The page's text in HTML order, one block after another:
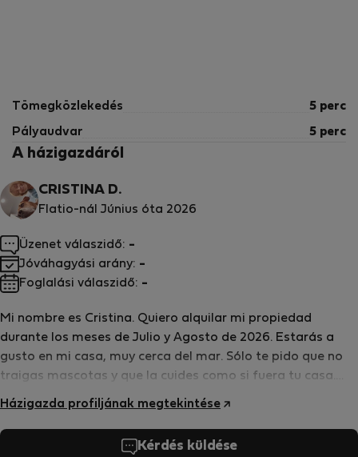
Tömegközlekedés 5 perc
Pályaudvar 5 perc
A házigazdáról
CRISTINA D.
Flatio-nál Június óta 2026
Mi nombre es Cristina. Quiero alquilar mi propiedad
durante los meses de Julio y Agosto de 2026. Estarás a
gusto en mi casa, muy cerca del mar. Sólo te pido que no
traigas mascotas y que la cuides como si fuera tu casa.
Estoy jubilada y me gusta viajar, nadar y pasear con mi
Házigazda profiljának megtekintése
Üzenet válaszidő: -
Jóváhagyási arány: -
Foglalási válaszidő: -
Kérdés küldése